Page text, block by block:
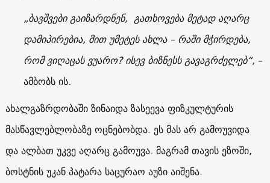
„ბავშვები გაიზარდნენ, გათხოვება მეტად აღარც
დამიპირებია, მით უმეტეს ახლა – რაში მჭირდება,
რომ ვიღაცას ვუარო? ისევ ბიზნესს გავაგრძელებ“, –
ამბობს ის.
ახალგაზრდობაში ზინაიდა ზასეევა ფიზკულტურის
მასწავლებლობაზე ოცნებობდა. ეს მას არ გამოუვიდა
და ალბათ უკვე აღარც გამოუვა. მაგრამ თავის ეზოში,
ბოსტნის უკან პატარა საცურაო აუზი აიშენა.